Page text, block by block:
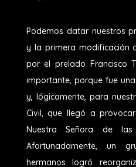
Podemos datar nuestros
y la primera modificación
por el prelado Francisco
importante, porque fue
y, lógicamente, para
Civil, que llegó a
Nuestra Señora de
Afortunadamente, un
hermanos logró